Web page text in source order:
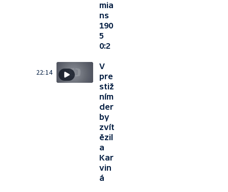
mia
ns
190
5
0:2
22:14
V
pre
stiž
ním
der
by
zvít
ězil
a
Kar
vin
á